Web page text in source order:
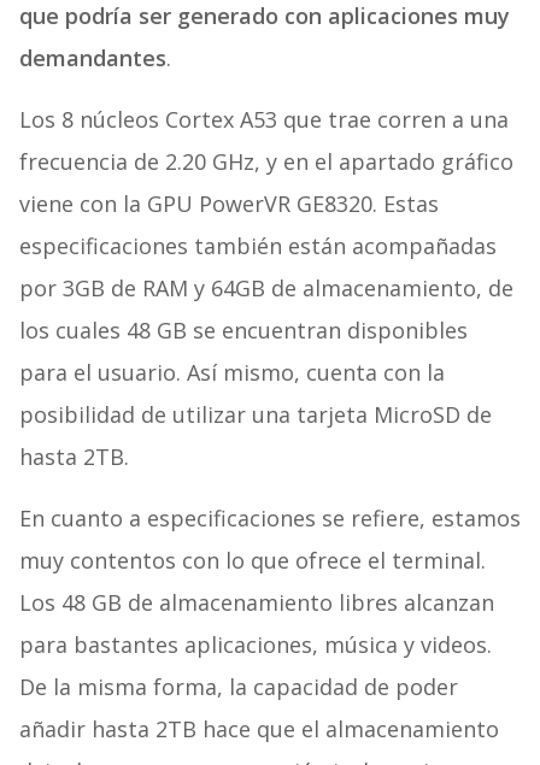
que podría ser generado con aplicaciones muy
demandantes.
Los 8 núcleos Cortex A53 que trae corren a una
frecuencia de 2.20 GHz, y en el apartado gráfico
viene con la GPU PowerVR GE8320. Estas
especificaciones también están acompañadas
por 3GB de RAM y 64GB de almacenamiento, de
los cuales 48 GB se encuentran disponibles
para el usuario. Así mismo, cuenta con la
posibilidad de utilizar una tarjeta MicroSD de
hasta 2TB.
En cuanto a especificaciones se refiere, estamos
muy contentos con lo que ofrece el terminal.
Los 48 GB de almacenamiento libres alcanzan
para bastantes aplicaciones, música y videos.
De la misma forma, la capacidad de poder
añadir hasta 2TB hace que el almacenamiento